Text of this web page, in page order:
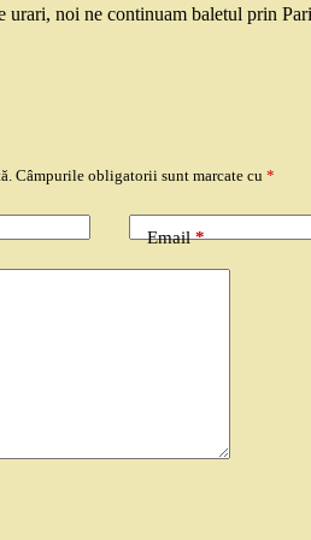
urari, noi ne continuam baletul prin
Câmpurile obligatorii sunt marcate cu *
Email*